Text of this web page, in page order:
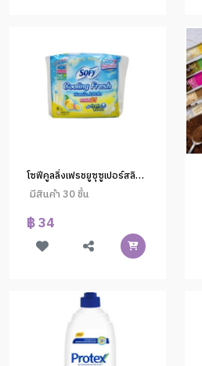
โซฟีคูลลิ่งเฟรชยูซุซูเปอร์สลิม25ซม6ชิ้น
มีสินค้า 30 ชิ้น
฿ 34